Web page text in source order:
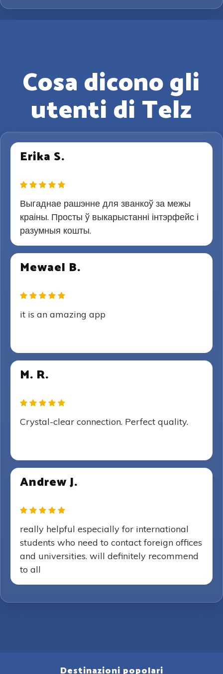
Cosa dicono gli
utenti di Telz
Erika S.
Выгаднае рашэнне для званкоў за межы
краіны. Просты ў выкарыстанні інтэрфейс і
разумныя кошты.
Mewael B.
it is an amazing app
M. R.
Crystal-clear connection. Perfect quality.
Andrew J.
really helpful especially for international
students who need to contact foreign offices
and universities. will definitely recommend
to all
Destinazioni popolari